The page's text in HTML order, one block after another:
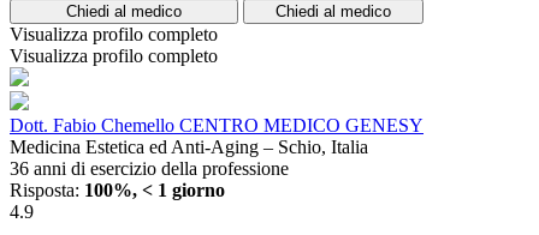
Chiedi al medico Chiedi al medico
Visualizza profilo completo
Visualizza profilo completo
Dott. Fabio Chemello CENTRO MEDICO GENESY
Medicina Estetica ed Anti-Aging – Schio, Italia
36 anni di esercizio della professione
Risposta: 100%, < 1 giorno
4.9